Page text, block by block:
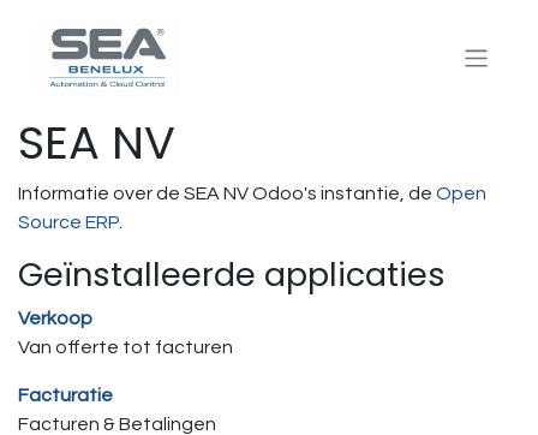
SEA NV
Informatie over de SEA NV Odoo's instantie, de Open
Source ERP
Geïnstalleerde applicaties
Verkoop
Van offerte tot facturen
Facturatie
Facturen & Betalingen